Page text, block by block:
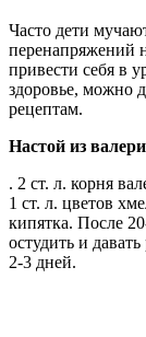
Часто дети
перенапряжений
привести себя в
здоровье, можно
рецептам.
Настой из
. 2 ст. л. корня
1 ст. л. цветов
кипятка. После
остудить и
2-3 дней.